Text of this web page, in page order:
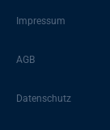
Impressum
AGB
Datenschutz